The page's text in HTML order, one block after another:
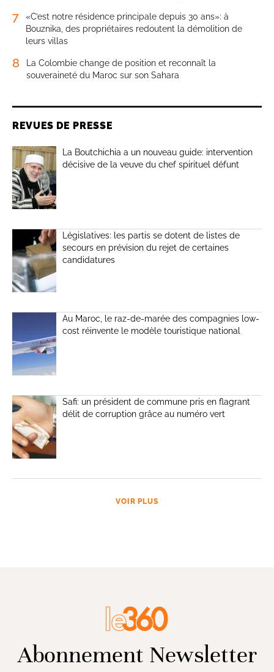
7
«C’est notre résidence principale depuis 30 ans»: à
Bouznika, des propriétaires redoutent la démolition de
leurs villas
8
La Colombie change de position et reconnaît la
souveraineté du Maroc sur son Sahara
REVUES DE PRESSE
La Boutchichia a un nouveau guide: intervention
décisive de la veuve du chef spirituel défunt
Législatives: les partis se dotent de listes de
secours en prévision du rejet de certaines
candidatures
Au Maroc, le raz-de-marée des compagnies low-
cost réinvente le modèle touristique national
Safi: un président de commune pris en flagrant
délit de corruption grâce au numéro vert
VOIR PLUS
Abonnement Newsletter